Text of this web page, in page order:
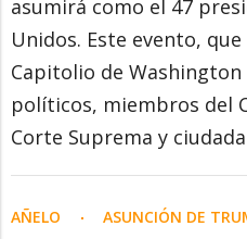
asumirá como el 47
Unidos. Este evento,
Capitolio de Washington
políticos, miembros del
Corte Suprema y
AÑELO ASUNCIÓN DE